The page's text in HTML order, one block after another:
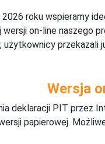
roku wspieramy
on-line naszego
Wersja
deklaracji PIT przez
papierowej.